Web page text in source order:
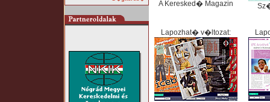
A Keresked� Magazin
Lapozhat� v�ltozat: